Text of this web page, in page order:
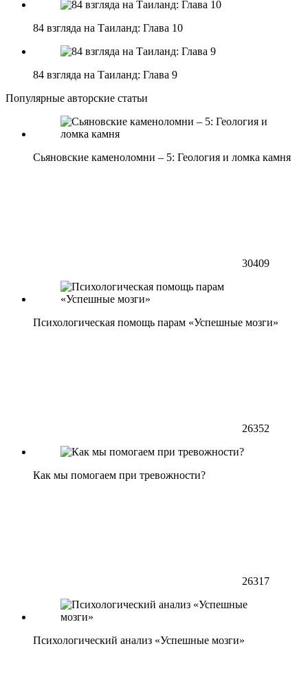
84 взгляда на Таиланд: Глава 10
84 взгляда на Таиланд: Глава 9
Популярные авторские статьи
Сьяновские каменоломни – 5: Геология и ломка камня
30409
Психологическая помощь парам «Успешные мозги»
26352
Как мы помогаем при тревожности?
26317
Психологический анализ «Успешные мозги»